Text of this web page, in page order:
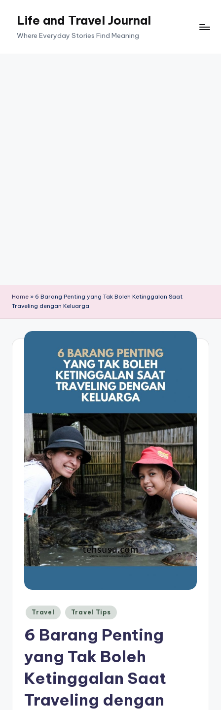
Life and Travel Journal
Where Everyday Stories Find Meaning
Home » 6 Barang Penting yang Tak Boleh Ketinggalan Saat
Traveling dengan Keluarga
Posted
in
Travel Travel Tips
6 Barang Penting
yang Tak Boleh
Ketinggalan Saat
Traveling dengan